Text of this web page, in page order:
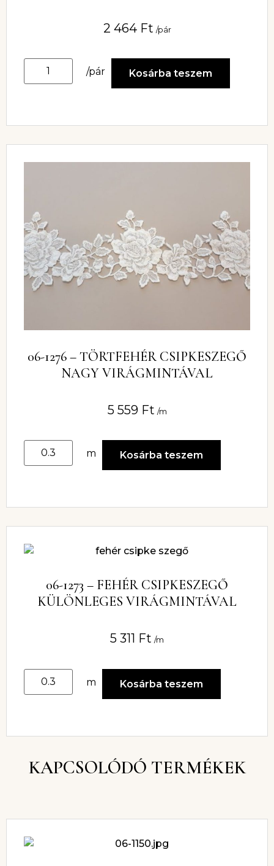
2 464 Ft /pár
/pár Kosárba teszem
06-1276 – TÖRTFEHÉR CSIPKESZEGŐ
NAGY VIRÁGMINTÁVAL
5 559 Ft /m
m Kosárba teszem
06-1273 – FEHÉR CSIPKESZEGŐ
KÜLÖNLEGES VIRÁGMINTÁVAL
5 311 Ft /m
m Kosárba teszem
KAPCSOLÓDÓ TERMÉKEK